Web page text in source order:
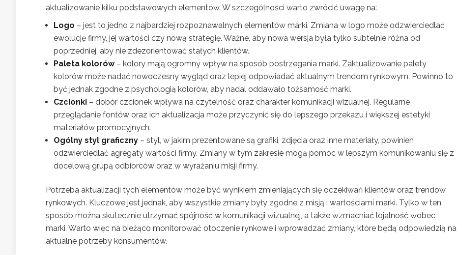
aktualizowanie kilku podstawowych elementów. W szczególności warto zwrócić uwagę na:
Logo – jest to jedno z najbardziej rozpoznawalnych elementów marki. Zmiana w logo może odzwierciedlać
ewolucję firmy, jej wartości czy nową strategię. Ważne, aby nowa wersja była tylko subtelnie różna od
poprzedniej, aby nie zdezorientować stałych klientów.
Paleta kolorów– kolory mają ogromny wpływ na sposób postrzegania marki. Zaktualizowanie palety
kolorów może nadać nowoczesny wygląd oraz lepiej odpowiadać aktualnym trendom rynkowym. Powinno to
być jednak zgodne z psychologią kolorów, aby nadal oddawało tożsamość marki.
Czcionki – dobór czcionek wpływa na czytelność oraz charakter komunikacji wizualnej. Regularne
przeglądanie fontów oraz ich aktualizacja może przyczynić się do lepszego przekazu i większej estetyki
materiałów promocyjnych.
Ogólny styl graficzny – styl, w jakim prezentowane są grafiki, zdjęcia oraz inne materiały, powinien
odzwierciedlać agregaty wartości firmy. Zmiany w tym zakresie mogą pomóc w lepszym komunikowaniu się z
docelową grupą odbiorców oraz w wyrażaniu misji firmy.
Potrzeba aktualizacji tych elementów może być wynikiem zmieniających się oczekiwań klientów oraz trendów
rynkowych. Kluczowe jest jednak, aby wszystkie zmiany były zgodne z misją i wartościami marki. Tylko w ten
sposób można skutecznie utrzymać spójność w komunikacji wizualnej, a także wzmacniać lojalność wobec
marki. Warto więc na bieżąco monitorować otoczenie rynkowe i wprowadzać zmiany, które będą odpowiedzią na
aktualne potrzeby konsumentów.